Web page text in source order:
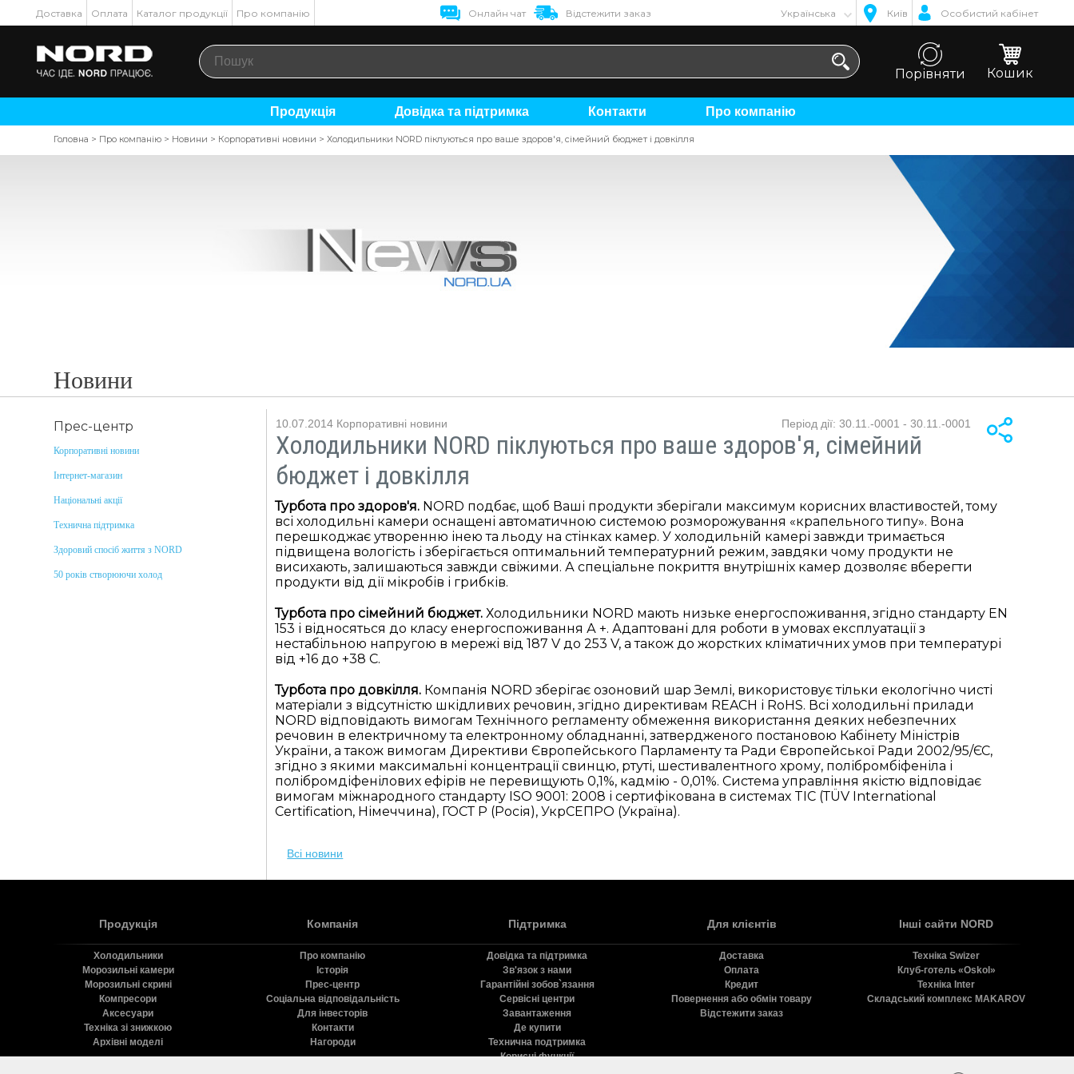
Доставка Оплата Каталог продукції Про компанію Онлайн чат Відстежити заказ Українська Київ Особистий кабінет
Порівняти Кошик
Продукція Довідка та підтримка Контакти Про компанію
Головна > Про компанію > Новини > Корпоративні новини >Холодильники NORD піклуються про ваше здоров'я, сімейний бюджет і довкілля
Новини
10.07.2014 Корпоративні новини Період дії: 30.11.-0001 - 30.11.-0001
Холодильники NORD піклуються про ваше здоров'я, сімейний
бюджет і довкілля
Турбота про здоров'я. NORD подбає, щоб Ваші продукти зберігали максимум корисних властивостей, тому
всі холодильні камери оснащені автоматичною системою розморожування «крапельного типу». Вона
перешкоджає утворенню інею та льоду на стінках камер. У холодильній камері завжди тримається
підвищена вологість і зберігається оптимальний температурний режим, завдяки чому продукти не
висихають, залишаються завжди свіжими. А спеціальне покриття внутрішніх камер дозволяє вберегти
продукти від дії мікробів і грибків.
Турбота про сімейний бюджет. Холодильники NORD мають низьке енергоспоживання, згідно стандарту EN
153 і відносяться до класу енергоспоживання А +. Адаптовані для роботи в умовах експлуатації з
нестабільною напругою в мережі від 187 V до 253 V, а також до жорстких кліматичних умов при температурі
від +16 до +38 С.
Турбота про довкілля. Компанія NORD зберігає озоновий шар Землі, використовує тільки екологічно чисті
матеріали з відсутністю шкідливих речовин, згідно директивам REACH і RoHS. Всі холодильні прилади
NORD відповідають вимогам Технічного регламенту обмеження використання деяких небезпечних
речовин в електричному та електронному обладнанні, затвердженого постановою Кабінету Міністрів
України, а також вимогам Директиви Європейського Парламенту та Ради Європейської Ради 2002/95/ЄС,
згідно з якими максимальні концентрації свинцю, ртуті, шестивалентного хрому, полібромбіфеніла і
полібромдіфенілових ефірів не перевищують 0,1%, кадмію - 0,01%. Система управління якістю відповідає
вимогам міжнародного стандарту ISO 9001: 2008 і сертифікована в системах TIC (ТÜV International
Certification, Німеччина), ГОСТ Р (Росія), УкрСЕПРО (Україна).
Всі новини
Прес-центр
Корпоративні новини
Інтернет-магазин
Національні акції
Технична підтримка
Здоровий спосіб життя з NORD
50 років створюючи холод
Продукція
Холодильники
Морозильні камери
Морозильні скрині
Компресори
Аксесуари
Техніка зі знижкою
Архівні моделі
Компанія
Про компанію
Історія
Прес-центр
Соціальна відповідальність
Для інвесторів
Контакти
Нагороди
Підтримка
Довідка та підтримка
Зв'язок з нами
Гарантійні зобов`язання
Сервісні центри
Завантаження
Де купити
Технична подтримка
Корисні функції
Для клієнтів
Доставка
Оплата
Кредит
Повернення або обмін товару
Відстежити заказ
Інші сайти NORD
Технiка Swizer
Клуб-готель «Oskol»
Технiка Inter
Складський комплекс MAKAROV